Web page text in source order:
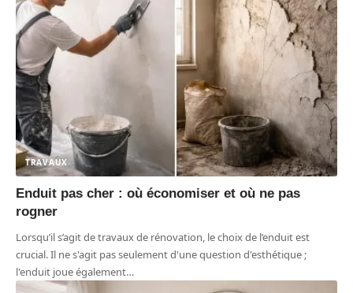
TRAVAUX
Enduit pas cher : où économiser et où ne pas
rogner
Lorsqu’il s’agit de travaux de rénovation, le choix de l’enduit est
crucial. Il ne s'agit pas seulement d'une question d'esthétique ;
l'enduit joue également…